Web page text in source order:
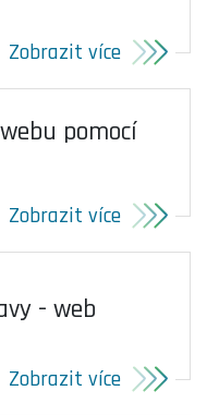
Zobrazit více
pomocí
Zobrazit více
- web
Zobrazit více